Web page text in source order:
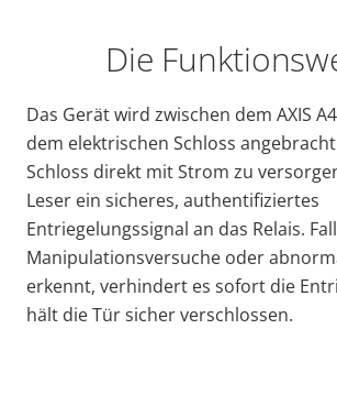
Die
Das Gerät wird zwischen dem AXIS
dem elektrischen Schloss
Schloss direkt mit Strom zu
Leser ein sicheres, authentifiziertes
Entriegelungssignal an das Relais.
Manipulationsversuche oder
erkennt, verhindert es sofort die
hält die Tür sicher verschlossen.